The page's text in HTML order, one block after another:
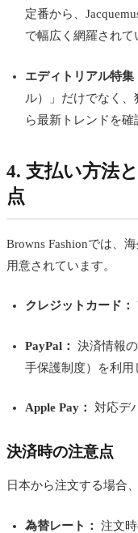
定番から、
で幅広く網羅されて
エディトリアル特集
ル）」だけでなく
ら最新トレンドを確
4. 支払い方法
点
Browns Fashionでは、
用意されています。
クレジットカード：
PayPal：
決済情報
手保護制度）を利用
Apple Pay： 対応デ
決済時の注意点
日本から注文する場合
為替レート： 注文